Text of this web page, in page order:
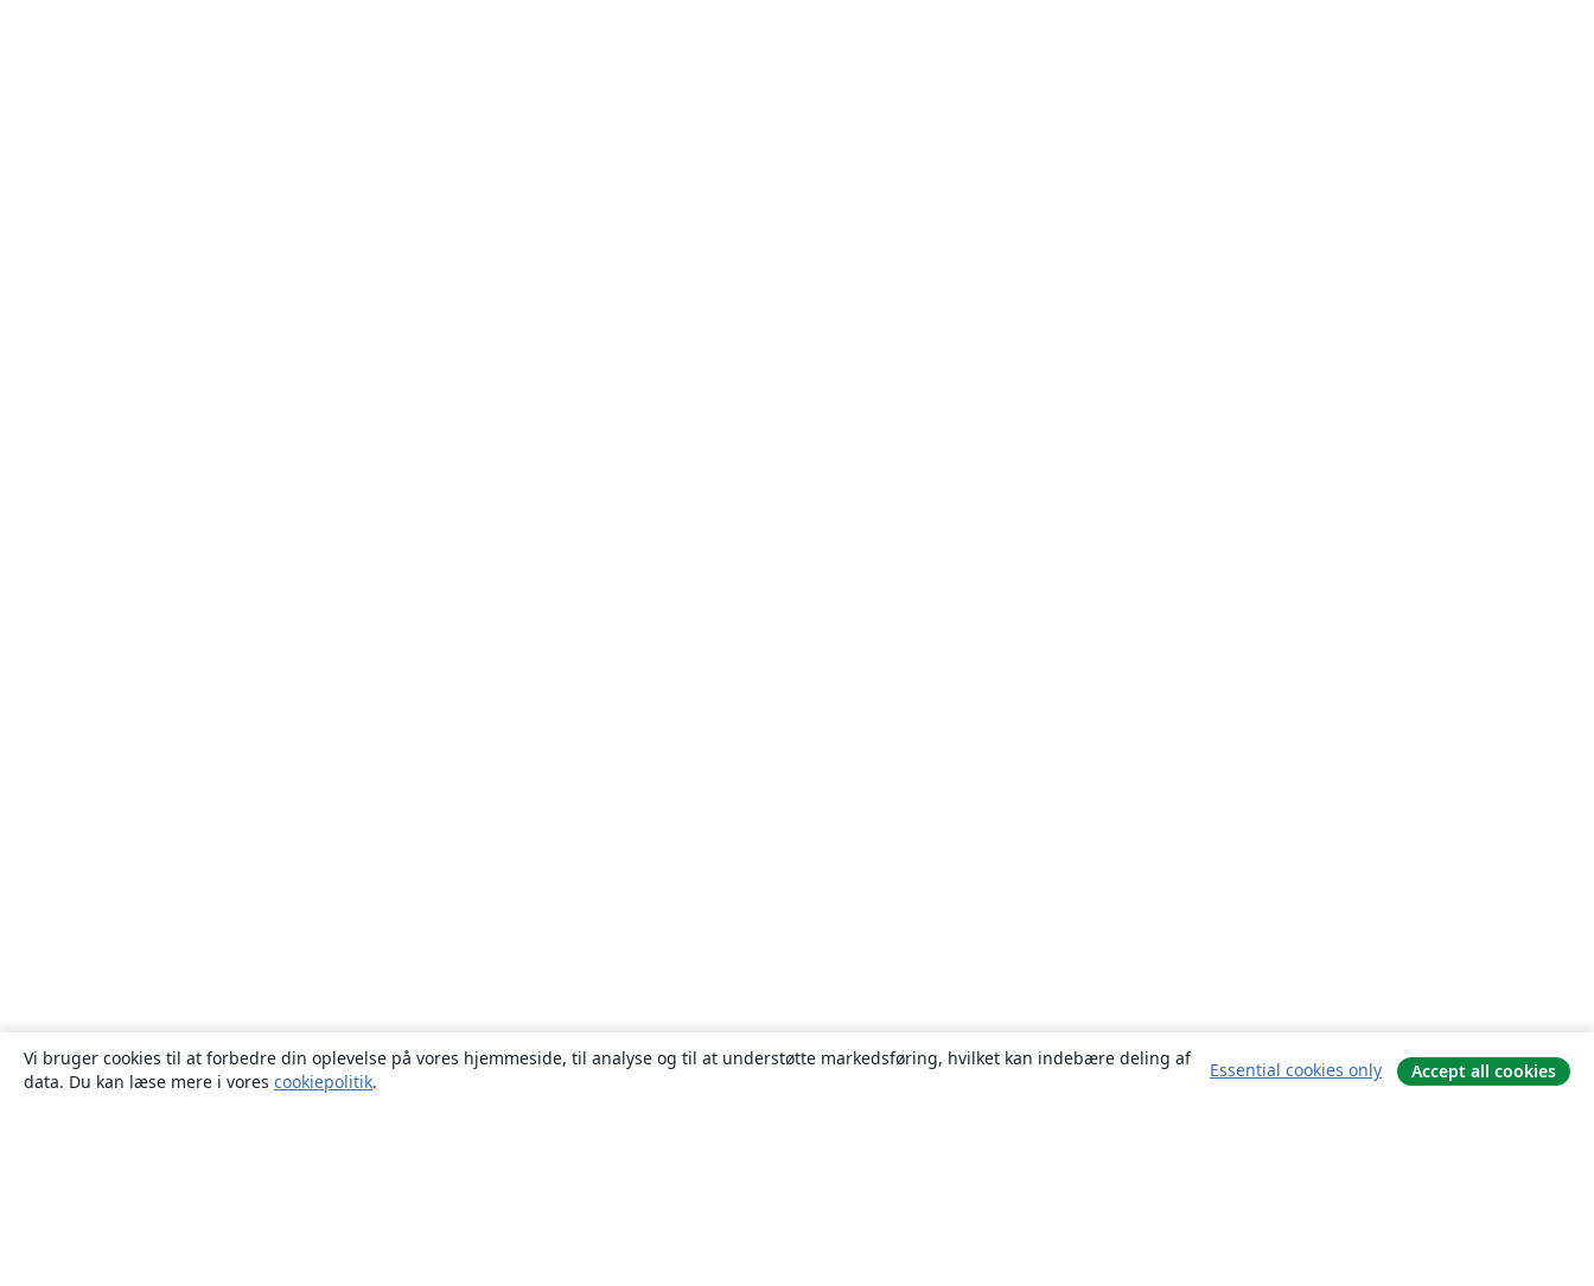
Vi bruger cookies til at forbedre din oplevelse på vores hjemmeside, til analyse og til at understøtte markedsføring, hvilket kan indebære deling af
data. Du kan læse mere i vores cookiepolitik.
Essential cookies only Accept all cookies